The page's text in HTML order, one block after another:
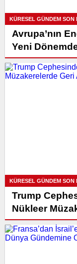
KÜRESEL GÜNDEM SON
Avrupa’nın
Yeni
KÜRESEL GÜNDEM SON
Trump
Nükleer